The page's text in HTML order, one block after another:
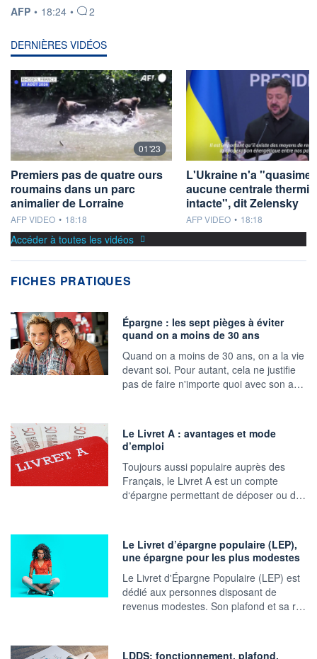
INFORMATION FOURNIE PAR
AFP • 18:24 • 2
DERNIÈRES VIDÉOS
01'23
Premiers pas de quatre ours
roumains dans un parc
animalier de Lorraine
information fournie par
AFP VIDEO • 18:18
L'Ukraine n'a
aucune centrale
intacte", dit Zelensky
information fournie par
AFP VIDEO • 18:18
Accéder à toutes les vidéos
FICHES PRATIQUES
Épargne : les sept pièges à éviter
quand on a moins de 30 ans
Quand on a moins de 30 ans, on a la vie
devant soi. Pour autant, cela ne justifie
pas de faire n'importe quoi avec son a…
Le Livret A : avantages et mode
d’emploi
Toujours aussi populaire auprès des
Français, le Livret A est un compte
d‘épargne permettant de déposer ou d…
Le Livret d’épargne populaire (LEP),
une épargne pour les plus modestes
Le Livret d'Épargne Populaire (LEP) est
dédié aux personnes disposant de
revenus modestes. Son plafond et sa r…
LDDS: fonctionnement, plafond,